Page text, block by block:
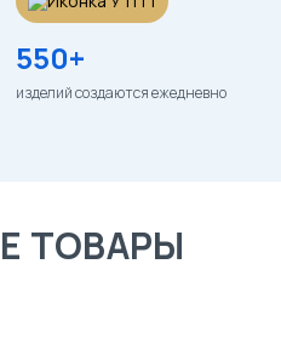
550+
изделий создаются ежедневно
ТОВАРЫ